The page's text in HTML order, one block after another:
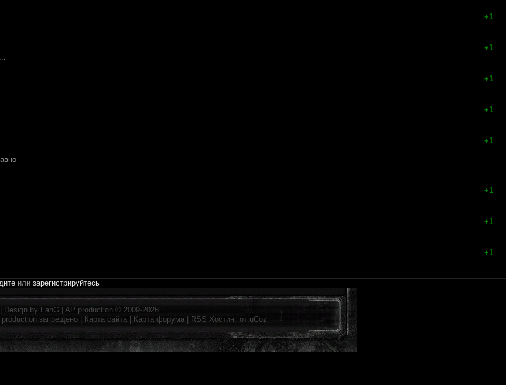
+1
+1
+1
+1
+1
+1
+1
+1
или зарегистрируйтесь
| Design by FanG AP production © 2009-2026
запрещено | Карта сайта Карта форума RSS Хостинг от uCoz